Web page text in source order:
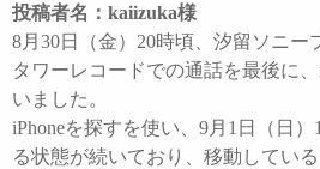
投稿者名：kaiizuka様
8月30日（金）20時頃、汐留ソニー
タワーレコードでの通話を最後に、
いました。
iPhoneを探すを使い、9月1日（日
る状態が続いており、移動してい